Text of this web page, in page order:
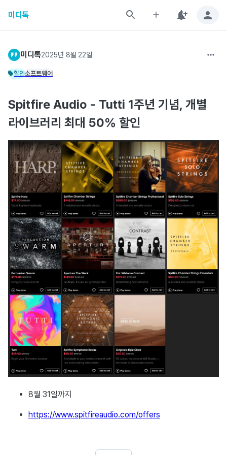
미디톡
미디톡2025년 8월 22일
할인소프트웨어
Spitfire Audio - Tutti 1주년 기념, 개별
라이브러리 최대 50% 할인
8월 31일까지
https://www.spitfireaudio.com/offers